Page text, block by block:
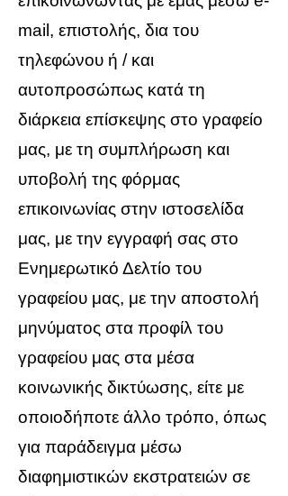
mail, επιστολής, δια του
τηλεφώνου ή / και
αυτοπροσώπως κατά τη
διάρκεια επίσκεψης στο γραφείο
μας, με τη συμπλήρωση και
υποβολή της φόρμας
επικοινωνίας στην ιστοσελίδα
μας, με την εγγραφή σας στο
Ενημερωτικό Δελτίο του
γραφείου μας, με την αποστολή
μηνύματος στα προφίλ του
γραφείου μας στα μέσα
κοινωνικής δικτύωσης, είτε με
οποιοδήποτε άλλο τρόπο, όπως
για παράδειγμα μέσω
διαφημιστικών εκστρατειών σε